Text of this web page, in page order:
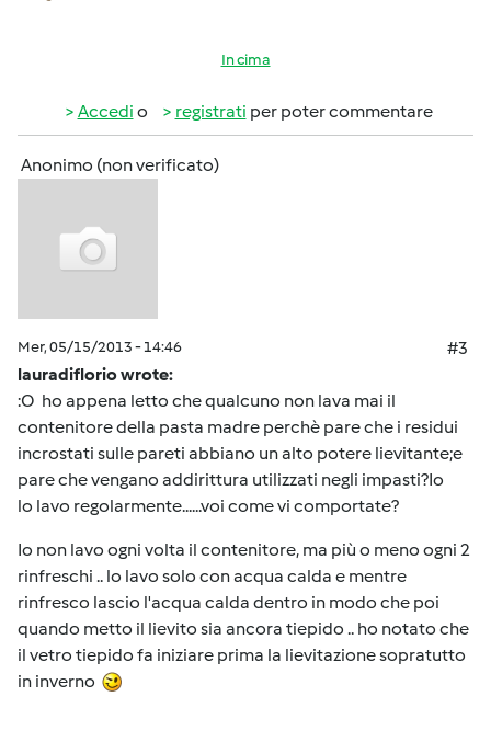
In cima
Accedi o registrati per poter commentare
Anonimo (non verificato)
Mer, 05/15/2013 - 14:46
#3
lauradiflorio wrote:
:O ho appena letto che qualcuno non lava mai il
contenitore della pasta madre perchè pare che i residui
incrostati sulle pareti abbiano un alto potere lievitante;e
pare che vengano addirittura utilizzati negli impasti?Io
lo lavo regolarmente......voi come vi comportate?
Io non lavo ogni volta il contenitore, ma più o meno ogni 2
rinfreschi .. lo lavo solo con acqua calda e mentre
rinfresco lascio l'acqua calda dentro in modo che poi
quando metto il lievito sia ancora tiepido .. ho notato che
il vetro tiepido fa iniziare prima la lievitazione sopratutto
in inverno